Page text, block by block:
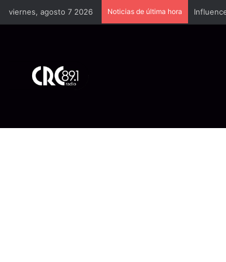
viernes, agosto 7 2026 Noticias de última hora